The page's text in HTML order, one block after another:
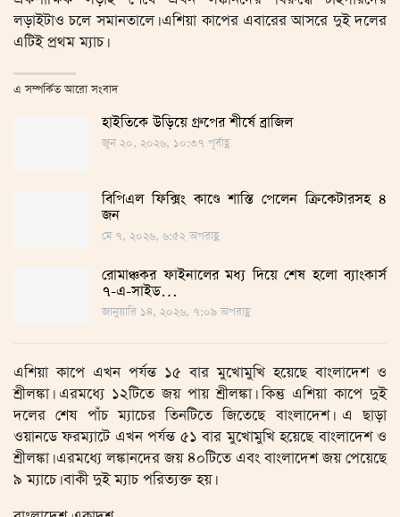
লড়াইটাও চলে সমানতালে। এশিয়া কাপের এবারের আসরে দুই দলের
এটিই প্রথম ম্যাচ।
এ সম্পর্কিত আরো সংবাদ
হাইতিকে উড়িয়ে গ্রুপের শীর্ষে ব্রাজিল
জুন ২০, ২০২৬, ১০:৩৭ পূর্বাহ্ণ
বিপিএল ফিক্সিং কাণ্ডে শাস্তি পেলেন ক্রিকেটারসহ ৪
জন
মে ৭, ২০২৬, ৬:৫২ অপরাহ্ণ
রোমাঞ্চকর ফাইনালের মধ্য দিয়ে শেষ হলো ব্যাংকার্স
৭-এ-সাইড…
জানুয়ারি ১৪, ২০২৬, ৭:০৯ অপরাহ্ণ
এশিয়া কাপে এখন পর্যন্ত ১৫ বার মুখোমুখি হয়েছে বাংলাদেশ ও
শ্রীলঙ্কা। এরমধ্যে ১২টিতে জয় পায় শ্রীলঙ্কা। কিন্তু এশিয়া কাপে দুই
দলের শেষ পাঁচ ম্যাচের তিনটিতে জিতেছে বাংলাদেশ। এ ছাড়া
ওয়ানডে ফরম্যাটে এখন পর্যন্ত ৫১ বার মুখোমুখি হয়েছে বাংলাদেশ ও
শ্রীলঙ্কা। এরমধ্যে লঙ্কানদের জয় ৪০টিতে এবং বাংলাদেশ জয় পেয়েছে
৯ ম্যাচে। বাকী দুই ম্যাচ পরিত্যক্ত হয়।